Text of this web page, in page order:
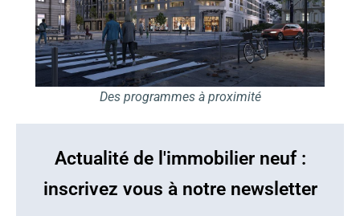
Des programmes à proximité
Actualité de l'immobilier neuf :
inscrivez vous à notre newsletter